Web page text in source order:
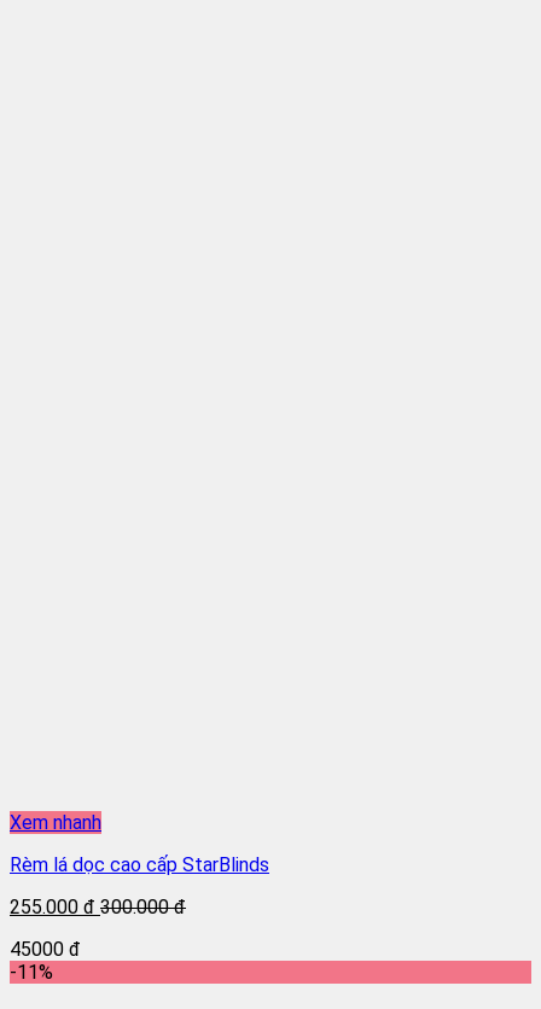
Xem nhanh
Rèm lá dọc cao cấp StarBlinds
255.000 đ 300.000 đ
45000 đ
-11%